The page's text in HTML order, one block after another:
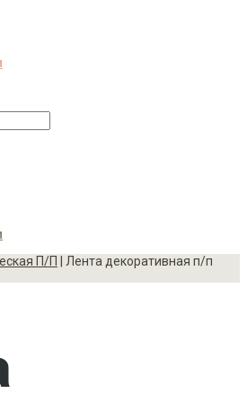
П/П
| Лента декоративная п/п